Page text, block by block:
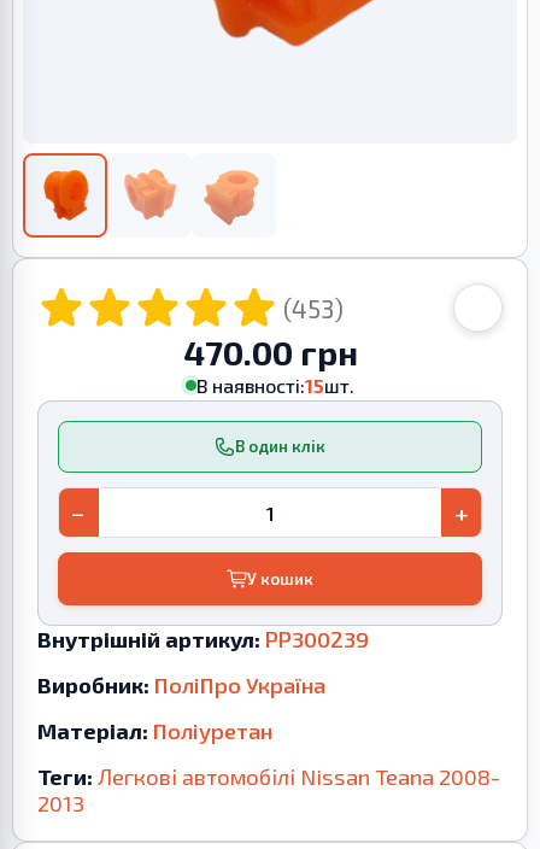
(453)
470.00 грн
В наявності:15шт.
В один клік
− +
У кошик
Внутрішній артикул: PP300239
Виробник: ПоліПро Україна
Матеріал: Поліуретан
Теги: Легкові автомобілі Nissan Teana 2008-
2013